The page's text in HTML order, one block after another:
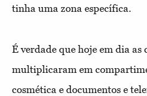
tinha uma zona específica.
É verdade que hoje em dia as
multiplicaram em
cosmética e documentos e